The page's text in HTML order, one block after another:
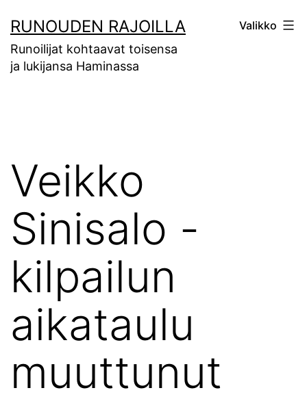
sisältöön
RUNOUDEN RAJOILLA
Runoilijat kohtaavat toisensa
ja lukijansa Haminassa
Valikko
Veikko
Sinisalo -
kilpailun
aikataulu
muuttunut